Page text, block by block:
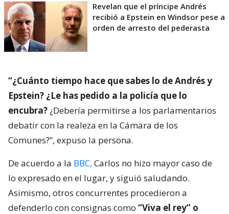
Revelan que el príncipe Andrés
recibió a Epstein en Windsor pese a
orden de arresto del pederasta
“¿Cuánto tiempo hace que sabes lo de Andrés y
Epstein? ¿Le has pedido a la policía que lo
encubra? ¿Debería permitirse a los parlamentarios
debatir con la realeza en la Cámara de los
Comunes?”, expuso la persona.
De acuerdo a la BBC, Carlos no hizo mayor caso de
lo expresado en el lugar, y siguió saludando.
Asimismo, otros concurrentes procedieron a
defenderlo con consignas como “Viva el rey” o